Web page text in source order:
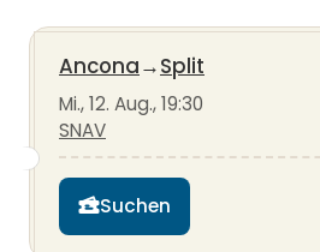
Ancona→Split
Mi., 12. Aug., 19:30
SNAV
Suchen